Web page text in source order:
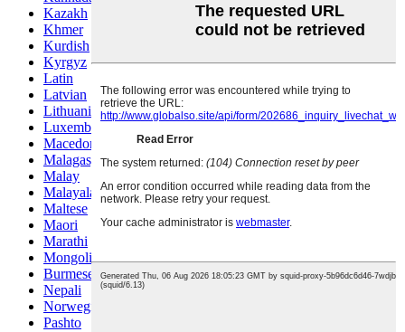
Kazakh
Khmer
Kurdish
Kyrgyz
Latin
Latvian
Lithuanian
Luxembou..
Macedonian
Malagasy
Malay
Malayalam
Maltese
Maori
Marathi
Mongolian
Burmese
Nepali
Norwegian
Pashto